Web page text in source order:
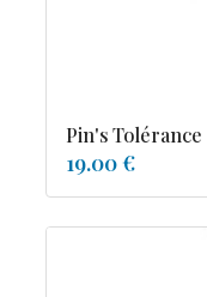
Pin's Tolérance
19.00 €